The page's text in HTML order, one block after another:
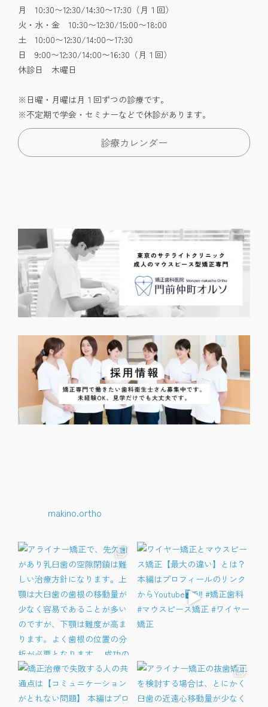
月 10:30〜12:30/14:30〜17:30（月１回）
火・水・金 10:30〜12:30/15:00〜18:00
土 10:00〜12:30/14:00〜17:30
日 9:00〜12:30/14:00〜16:30（月１回）
休診日 木曜日
※日曜・月曜は月１回ずつの診療です。
※不定期で学会・セミナーなどで休診があります。
診療カレンダー
makino.ortho